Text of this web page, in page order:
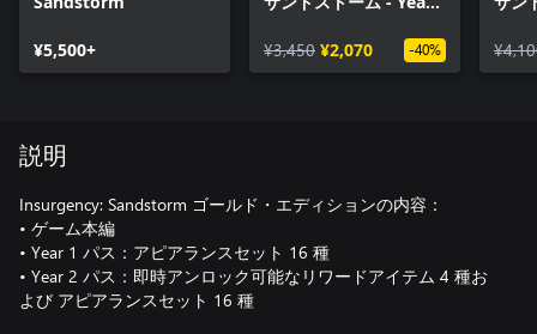
¥5,500+
¥3,450 ¥2,070 -40%
説明
Insurgency: Sandstorm ゴールド・エディションの内容：
• ゲーム本編
• Year 1 パス：アピアランスセット 16 種
• Year 2 パス：即時アンロック可能なリワードアイテム 4 種お
よび アピアランスセット 16 種